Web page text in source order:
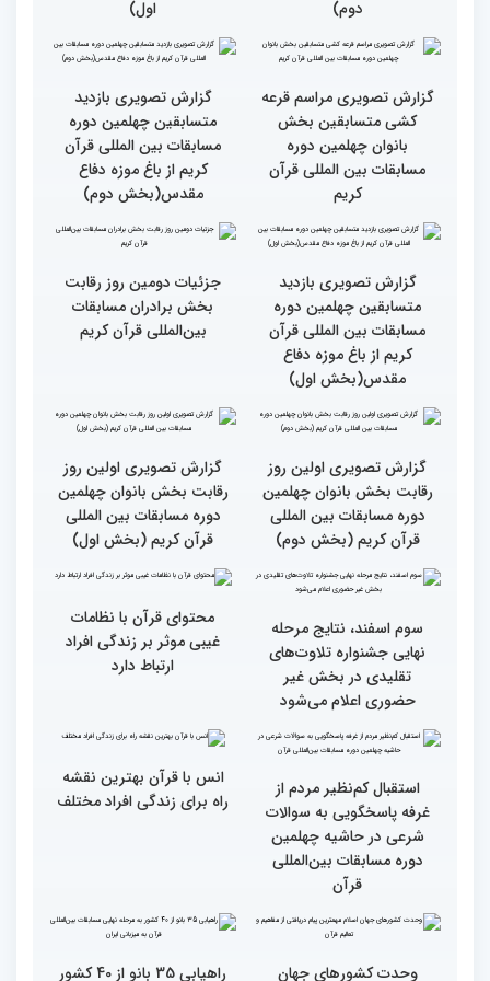
رقابت بخش برادران
چهلمین دوره مسابقات
بین‌المللی قرآن کریم(بخش
دوم)
رقابت بخش برادران
چهلمین دوره مسابقات
بین‌المللی قرآن کریم(بخش
اول)
گزارش تصویری مراسم قرعه
کشی متسابقین بخش
بانوان چهلمین دوره
مسابقات بین المللی قرآن
کریم
گزارش تصویری بازدید
متسابقین چهلمین دوره
مسابقات بین المللی قرآن
کریم از باغ موزه دفاع
مقدس(بخش دوم)
گزارش تصویری بازدید
متسابقین چهلمین دوره
مسابقات بین المللی قرآن
کریم از باغ موزه دفاع
مقدس(بخش اول)
بین‌المللی قرآن کریم
گزارش تصویری اولین روز
رقابت بخش بانوان چهلمین
دوره مسابقات بین المللی
قرآن کریم (بخش دوم)
گزارش تصویری اولین روز
رقابت بخش بانوان چهلمین
قرآن کریم (بخش اول)
سوم اسفند، نتایج مرحله
نهایی جشنواره تلاوت‌های
تقلیدی در بخش غیر
حضوری اعلام می‌شود
غیبی موثر بر زندگی افراد
ارتباط دارد
استقبال کم‌نظیر مردم از
غرفه پاسخگویی به سوالات
شرعی در حاشیه چهلمین
دوره مسابقات بین‌المللی
قرآن